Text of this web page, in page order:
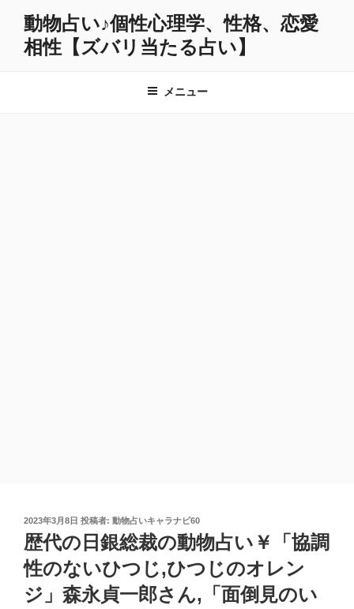
動物占い♪個性心理学、性格、恋愛
相性【ズバリ当たる占い】
メニュー
投
稿
日:
2023年3月8日 投稿者: 動物占いキャラナビ60
歴代の日銀総裁の動物占い￥「協調
性のないひつじ,ひつじのオレン
ジ」森永貞一郎さん,「面倒見のい